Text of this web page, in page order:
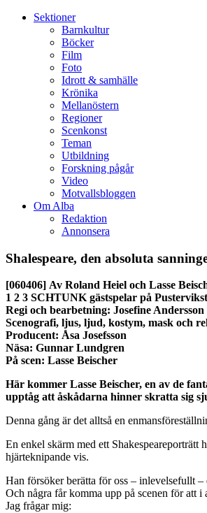
Sektioner
Barnkultur
Böcker
Film
Foto
Idrott & samhälle
Krönika
Mellanöstern
Regioner
Scenkonst
Teman
Utbildning
Forskning pågår
Video
Motvallsbloggen
Om Alba
Redaktion
Annonsera
Shalespeare, den absoluta
[060406] Av Roland Heiel och Lasse
1 2 3 SCHTUNK gästspelar på
Regi och bearbetning: Josefine Andersson
Scenografi, ljus, ljud, kostym, mask och
Producent: Åsa Josefsson
Näsa: Gunnar Lundgren
På scen: Lasse Beischer
Här kommer Lasse Beischer, en av de
upptåg att åskådarna hinner skratta sig
Denna gång är det alltså en
En enkel skärm med ett
hjärteknipande vis.
Han försöker berätta för oss – inlevelsefullt
Och några får komma upp på scenen för att
Jag frågar mig: